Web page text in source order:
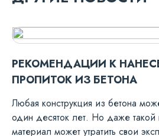
РЕКОМЕНДАЦИИ К
ПРОПИТОК ИЗ БЕТОНА
Любая конструкция из бетона
один десяток лет. Но даже
материал может утратить свои